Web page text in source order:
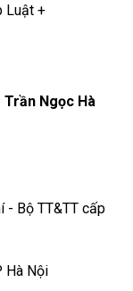
Luật +
Trần Ngọc Hà
- Bộ TT&TT cấp
Hà Nội